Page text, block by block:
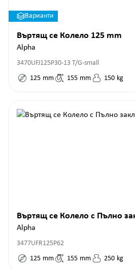
Варианти
Въртящ се Колело 125 mm
Alpha
3470UFJ125P30-13 T/G-small
125 mm 155 mm 150 kg
Въртящ се Колело с Пълно
Alpha
3477UFR125P62
125 mm 155 mm 250 kg